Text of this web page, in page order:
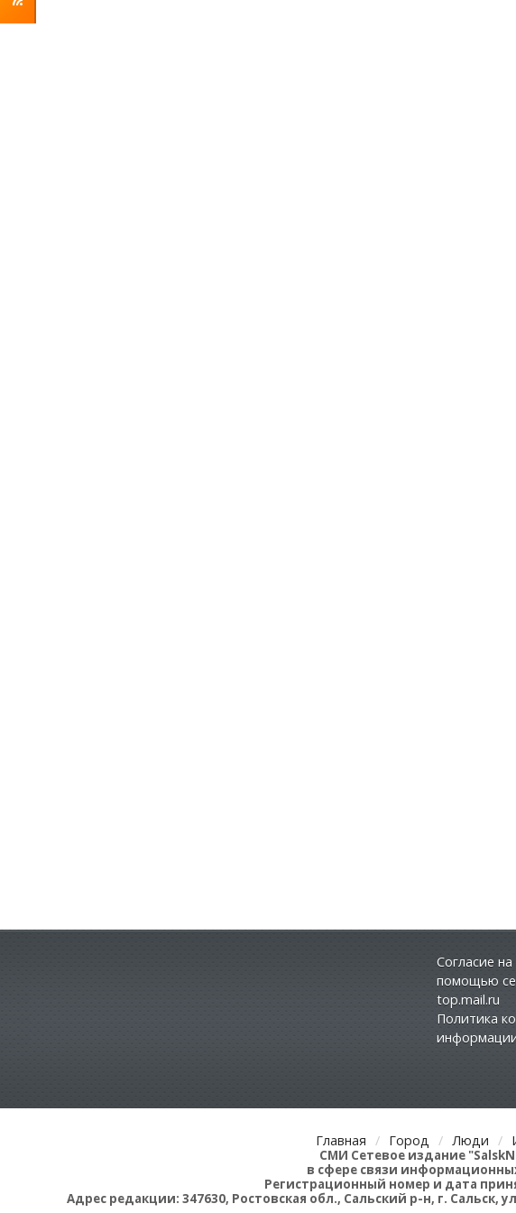
Согласие
помощью
top.mail.ru
Политика
Главная Город Люди
СМИ Сетевое издание
в сфере связи
Регистрационный номер и дата
Адрес редакции: 347630, Ростовская обл., Сальский р-н, г.